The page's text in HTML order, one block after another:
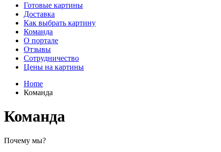
Готовые картины
Доставка
Как выбрать картину
Команда
О портале
Отзывы
Сотрудничество
Цены на картины
Home
Команда
Команда
Почему мы?